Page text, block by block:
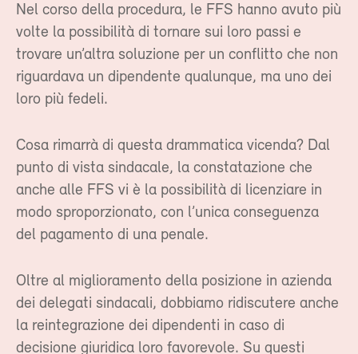
Nel corso della procedura, le FFS hanno avuto più
volte la possibilità di tornare sui loro passi e
trovare un’altra soluzione per un conflitto che non
riguardava un dipendente qualunque, ma uno dei
loro più fedeli.
Cosa rimarrà di questa drammatica vicenda? Dal
punto di vista sindacale, la constatazione che
anche alle FFS vi è la possibilità di licenziare in
modo sproporzionato, con l’unica conseguenza
del pagamento di una penale.
Oltre al miglioramento della posizione in azienda
dei delegati sindacali, dobbiamo ridiscutere anche
la reintegrazione dei dipendenti in caso di
decisione giuridica loro favorevole. Su questi